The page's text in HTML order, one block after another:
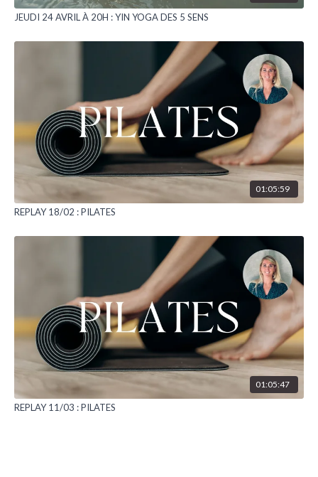
JEUDI 24 AVRIL À 20H : YIN YOGA DES 5 SENS
01:05:59
REPLAY 18/02 : PILATES
01:05:47
REPLAY 11/03 : PILATES